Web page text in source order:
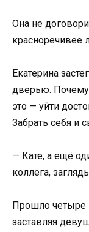
Она не
красноречивее
Екатерина
дверью.
это — уйти
Забрать себя и
— Кате, а ещё
коллега,
Прошло четыре
заставляя